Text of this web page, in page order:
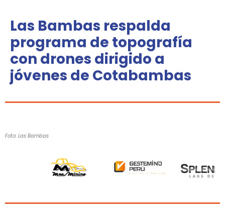
Las Bambas respalda
programa de topografía
con drones dirigido a
jóvenes de Cotabambas
Foto: Las Bambas